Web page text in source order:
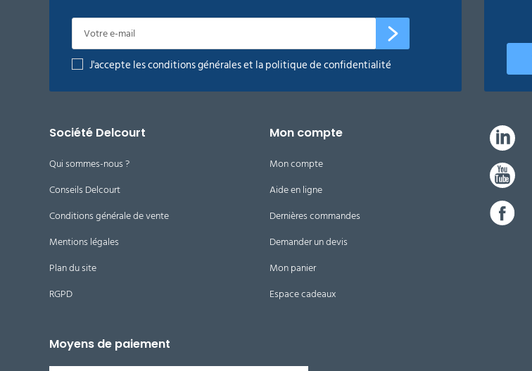
J'accepte les conditions générales et la politique de confidentialité
Société Delcourt
Qui sommes-nous ?
Conseils Delcourt
Conditions générale de vente
Mentions légales
Plan du site
RGPD
Mon compte
Mon compte
Aide en ligne
Dernières commandes
Demander un devis
Mon panier
Espace cadeaux
Moyens de paiement